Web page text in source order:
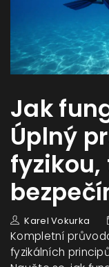
Jak
Úplný
Karel Vokurka
Kompletní
fyzikálních